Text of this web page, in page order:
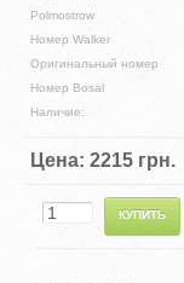
Polmostrow
Номер Walker
Оригинальный номер
Номер Bosal
Наличие:
Цена:2215 грн.